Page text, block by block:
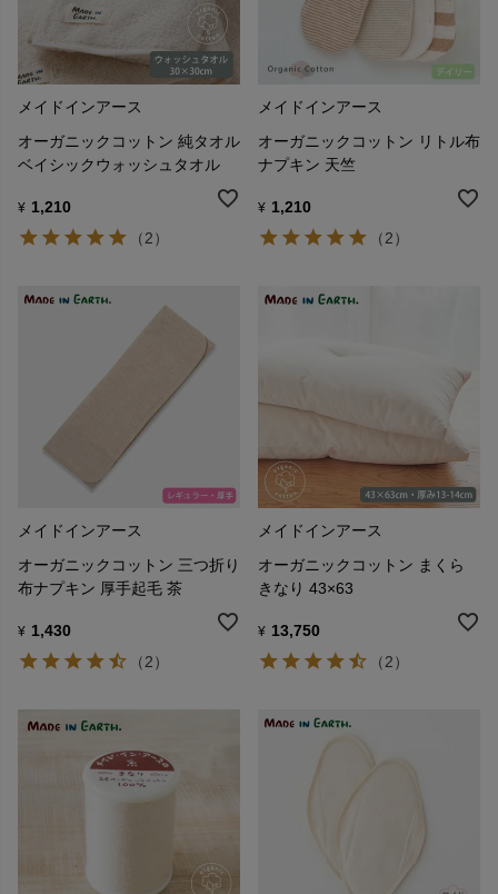
メイドインアース
オーガニックコットン 純タオル
ベイシックウォッシュタオル
¥ 1,210
（2）
メイドインアース
オーガニックコットン リトル布
ナプキン 天竺
¥ 1,210
（2）
メイドインアース
オーガニックコットン 三つ折り
布ナプキン 厚手起毛 茶
¥ 1,430
（2）
メイドインアース
オーガニックコットン まくら
きなり 43×63
¥ 13,750
（2）